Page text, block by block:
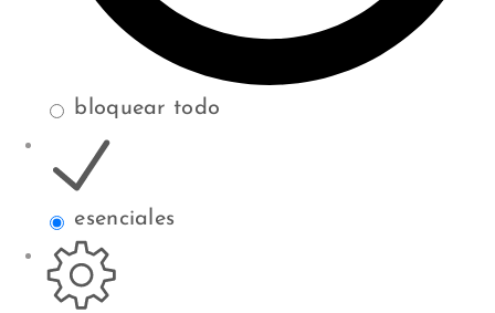
bloquear todo
esenciales